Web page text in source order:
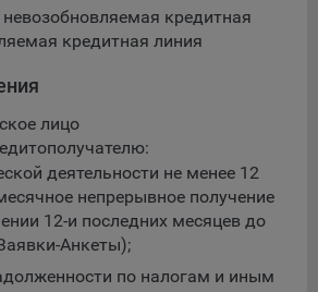
потребоваться совершать повторный
куки, языковой версии сайта, а
файлов cookie на сайте субъекты
могут принять или отклонить сбор
файлов cookie в настройках своего
пользователей сайтов;
их работы;
кредитная
кредитная линия
лицо
:
деятельности не менее 12
непрерывное получение
12-и последних месяцев до
Анкеты);
по налогам и иным